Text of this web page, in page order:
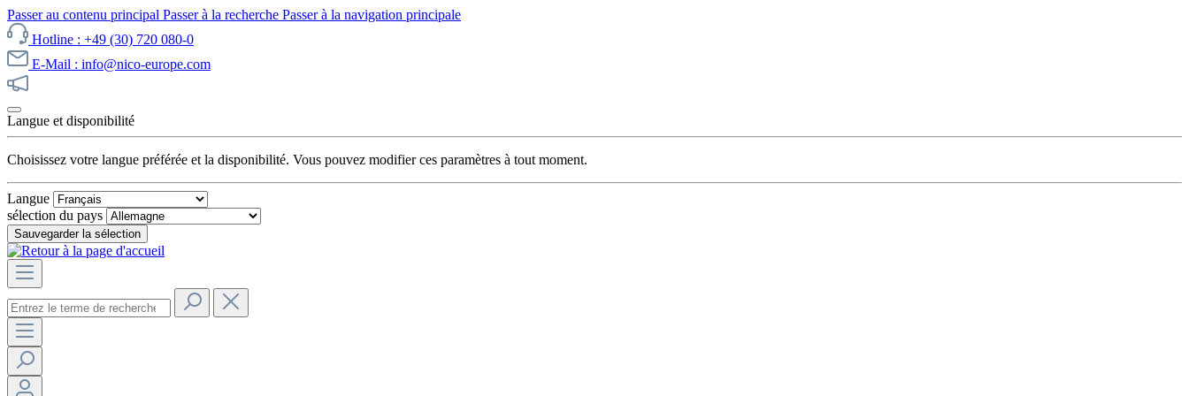
Passer au contenu principal Passer à la recherche Passer à la navigation principale
Hotline : +49 (30) 720 080-0
E-Mail : info@nico-europe.com
Langue et disponibilité
Choisissez votre langue préférée et la disponibilité. Vous pouvez modifier ces paramètres à tout moment.
Langue
sélection du pays
Sauvegarder la sélection